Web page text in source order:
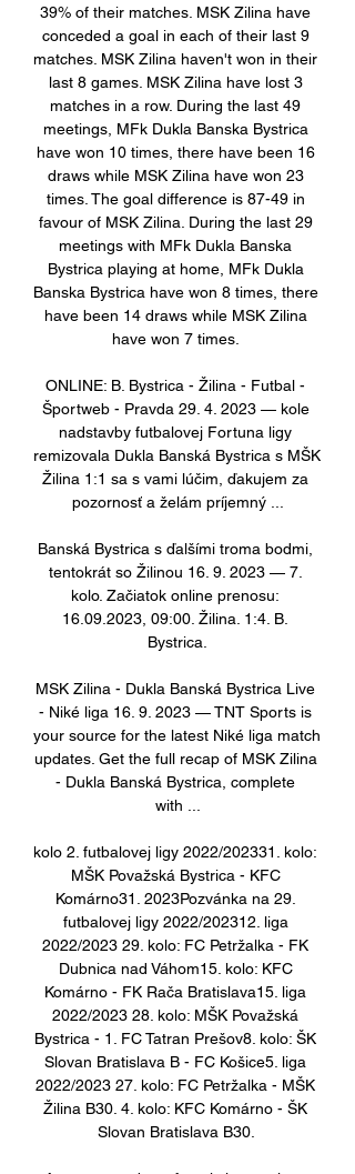
39% of their matches. MSK Zilina have
conceded a goal in each of their last 9
matches. MSK Zilina haven't won in their
last 8 games. MSK Zilina have lost 3
matches in a row. During the last 49
meetings, MFk Dukla Banska Bystrica
have won 10 times, there have been 16
draws while MSK Zilina have won 23
times. The goal difference is 87-49 in
favour of MSK Zilina. During the last 29
meetings with MFk Dukla Banska
Bystrica playing at home, MFk Dukla
Banska Bystrica have won 8 times, there
have been 14 draws while MSK Zilina
have won 7 times.
ONLINE: B. Bystrica - Žilina - Futbal -
Športweb - Pravda 29. 4. 2023 — kole
nadstavby futbalovej Fortuna ligy
remizovala Dukla Banská Bystrica s MŠK
Žilina 1:1 sa s vami lúčim, ďakujem za
pozornosť a želám príjemný ...
Banská Bystrica s ďalšími troma bodmi,
tentokrát so Žilinou 16. 9. 2023 — 7.
kolo. Začiatok online prenosu:
16.09.2023, 09:00. Žilina. 1:4. B.
Bystrica.
MSK Zilina - Dukla Banská Bystrica Live
- Niké liga 16. 9. 2023 — TNT Sports is
your source for the latest Niké liga match
updates. Get the full recap of MSK Zilina
- Dukla Banská Bystrica, complete
with ...
kolo 2. futbalovej ligy 2022/202331. kolo:
MŠK Považská Bystrica - KFC
Komárno31. 2023Pozvánka na 29.
futbalovej ligy 2022/202312. liga
2022/2023 29. kolo: FC Petržalka - FK
Dubnica nad Váhom15. kolo: KFC
Komárno - FK Rača Bratislava15. liga
2022/2023 28. kolo: MŠK Považská
Bystrica - 1. FC Tatran Prešov8. kolo: ŠK
Slovan Bratislava B - FC Košice5. liga
2022/2023 27. kolo: FC Petržalka - MŠK
Žilina B30. 4. kolo: KFC Komárno - ŠK
Slovan Bratislava B30.